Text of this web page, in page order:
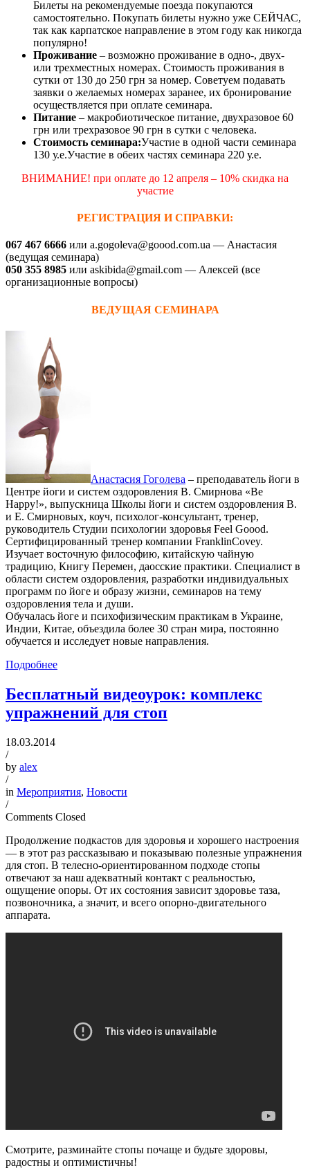
Билеты на рекомендуемые поезда покупаются
самостоятельно. Покупать билеты нужно уже СЕЙЧАС,
так как карпатское направление в этом году как никогда
популярно!
Проживание – возможно проживание в одно-, двух-
или трехместных номерах. Стоимость проживания в
сутки от 130 до 250 грн за номер. Советуем подавать
заявки о желаемых номерах заранее, их бронирование
осуществляется при оплате семинара.
Питание – макробиотическое питание, двухразовое 60
грн или трехразовое 90 грн в сутки с человека.
Стоимость семинара:Участие в одной части семинара
130 у.е.Участие в обеих частях семинара 220 у.е.
ВНИМАНИЕ! при оплате до 12 апреля – 10% скидка на
участие
РЕГИСТРАЦИЯ И СПРАВКИ:
067 467 6666 или a.gogoleva@goood.com.ua — Анастасия
(ведущая семинара)
050 355 8985 или askibida@gmail.com — Алексей (все
организационные вопросы)
ВЕДУЩАЯ СЕМИНАРА
Анастасия Гоголева – преподаватель йоги в
Центре йоги и систем оздоровления В. Смирнова «Be
Happy!», выпускница Школы йоги и систем оздоровления В.
и Е. Смирновых, коуч, психолог-консультант, тренер,
руководитель Студии психологии здоровья Feel Goood.
Сертифицированный тренер компании FranklinCovey.
Изучает восточную философию, китайскую чайную
традицию, Книгу Перемен, даосские практики. Специалист в
области систем оздоровления, разработки индивидуальных
программ по йоге и образу жизни, семинаров на тему
оздоровления тела и души.
Обучалась йоге и психофизическим практикам в Украине,
Индии, Китае, объездила более 30 стран мира, постоянно
обучается и исследует новые направления.
Подробнее
Бесплатный видеоурок: комплекс
упражнений для стоп
18.03.2014
/
by alex
/
in Мероприятия, Новости
/
Comments Closed
Продолжение подкастов для здоровья и хорошего настроения
— в этот раз рассказываю и показываю полезные упражнения
для стоп. В телесно-ориентированном подходе стопы
отвечают за наш адекватный контакт с реальностью,
ощущение опоры. От их состояния зависит здоровье таза,
позвоночника, а значит, и всего опорно-двигательного
аппарата.
Смотрите, разминайте стопы почаще и будьте здоровы,
радостны и оптимистичны!